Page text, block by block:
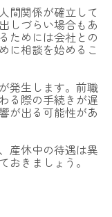
間関係が確立して
しづらい場合もあ
ためには会社との
に相談を始めるこ
発生します。前職
る際の手続きが遅
が出る可能性があ
産休中の待遇は異
おきましょう。